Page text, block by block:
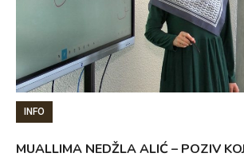
INFO
MUALLIMA NEDŽLA ALIĆ – POZIV